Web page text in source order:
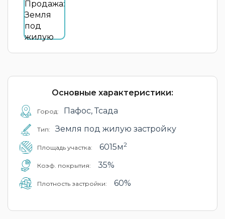
Основные характеристики:
Город: Пафос, Тсада
Тип: Земля под жилую застройку
Площадь участка: 6015м2
Коэф. покрытия: 35%
Плотность застройки: 60%